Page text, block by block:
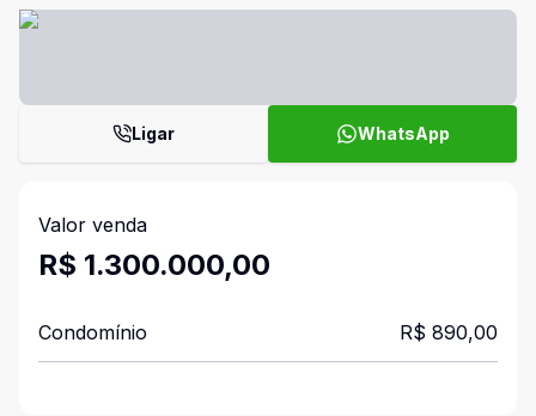
Ligar WhatsApp
Valor venda
R$ 1.300.000,00
Condomínio R$ 890,00